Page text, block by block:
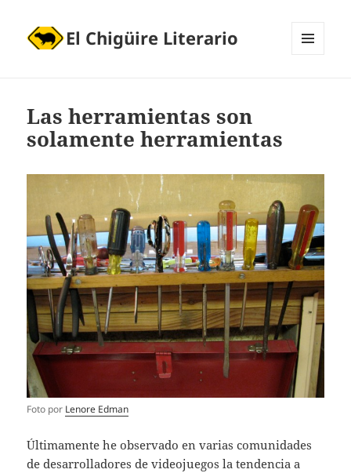
El Chigüire Literario
Las herramientas son
solamente herramientas
Foto por Lenore Edman
Últimamente he observado en varias comunidades
de desarrolladores de videojuegos la tendencia a